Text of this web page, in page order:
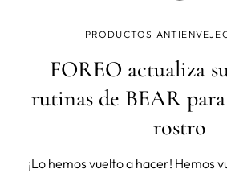
PRODUCTOS
FOREO actualiza
rutinas de BEAR
rostro
¡Lo hemos vuelto a hacer! Hemos